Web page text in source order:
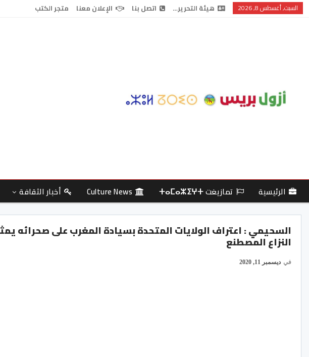
السبت, أغسطس 8, 2026 هيئة التحرير… اتصل بنا الإعلان معنا متجر الكتب
الرئيسية تمازيغت ⵜⴰⵎⴰⵣⵉⵖⵜ Culture News أخبار الثقافة
السحيمي : اعتراف الولايات المتحدة بسيادة المغرب على صحرائه
النزاع المصطنع
في ديسمبر 11, 2020